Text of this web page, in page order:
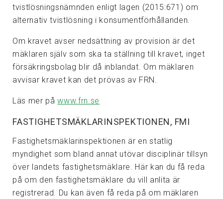
tvistlösningsnämnden enligt lagen (2015:671) om
alternativ tvistlösning i konsumentförhållanden.
Om kravet avser nedsättning av provision är det
mäklaren själv som ska ta ställning till kravet, inget
försäkringsbolag blir då inblandat. Om mäklaren
avvisar kravet kan det prövas av FRN.
Läs mer påwww.frn.se
FASTIGHETSMÄKLARINSPEKTIONEN, FMI
Fastighetsmäklarinspektionen är en statlig
myndighet som bland annat utövar disciplinär tillsyn
över landets fastighetsmäklare. Här kan du få reda
på om den fastighetsmäklare du vill anlita är
registrerad. Du kan även få reda på om mäklaren